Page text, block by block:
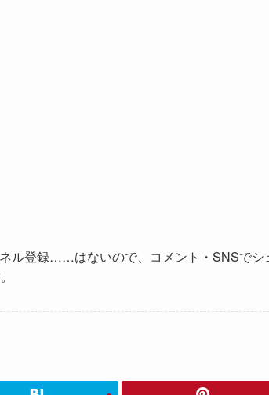
ル登録……はないので、コメント・SNSでシ